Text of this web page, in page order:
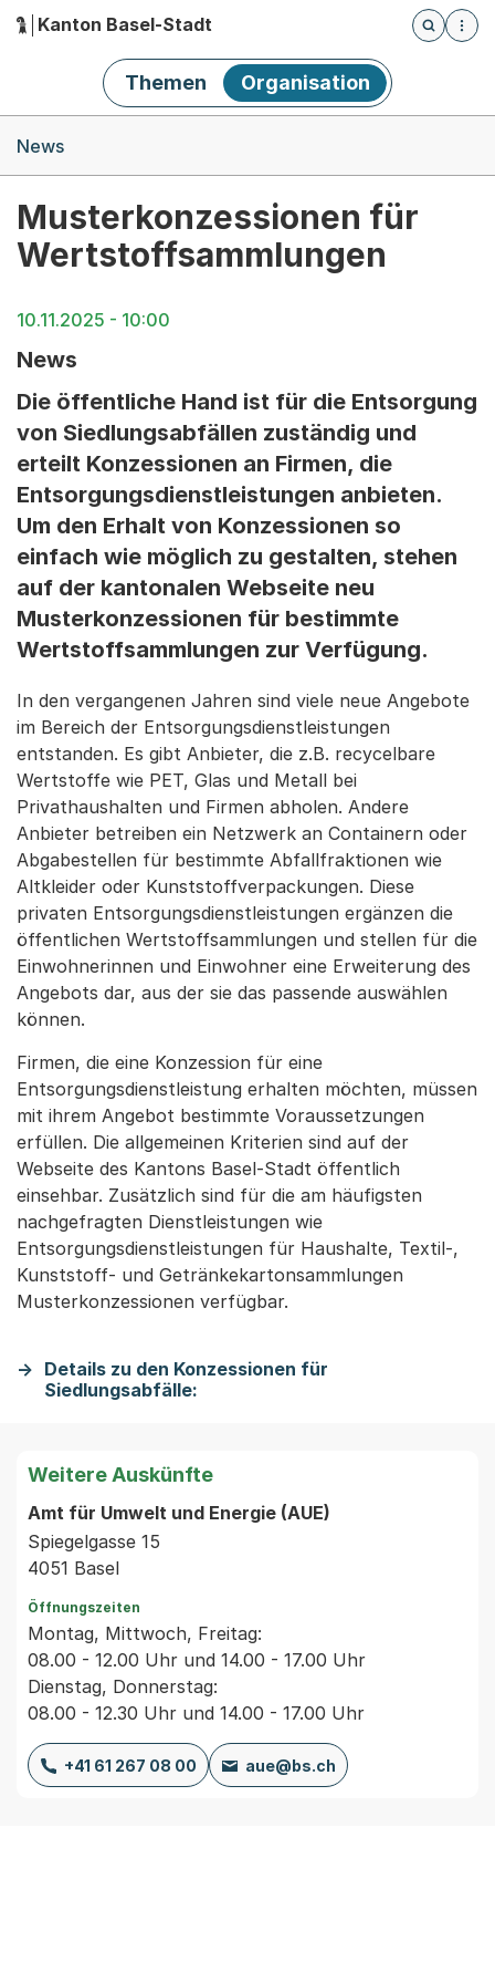
Hauptnavigation
Kanton Basel-Stadt
Öffnet
Themen Organisation
News
Musterkonzessionen für
Wertstoffsammlungen
10.11.2025 - 10:00
News
Die öffentliche Hand ist für die Entsorgung
von Siedlungsabfällen zuständig und
erteilt Konzessionen an Firmen, die
Entsorgungsdienstleistungen anbieten.
Um den Erhalt von Konzessionen so
einfach wie möglich zu gestalten, stehen
auf der kantonalen Webseite neu
Musterkonzessionen für bestimmte
Wertstoffsammlungen zur Verfügung.
In den vergangenen Jahren sind viele neue Angebote
im Bereich der Entsorgungsdienstleistungen
entstanden. Es gibt Anbieter, die z.B. recycelbare
Wertstoffe wie PET, Glas und Metall bei
Privathaushalten und Firmen abholen. Andere
Anbieter betreiben ein Netzwerk an Containern oder
Abgabestellen für bestimmte Abfallfraktionen wie
Altkleider oder Kunststoffverpackungen. Diese
privaten Entsorgungsdienstleistungen ergänzen die
öffentlichen Wertstoffsammlungen und stellen für die
Einwohnerinnen und Einwohner eine Erweiterung des
Angebots dar, aus der sie das passende auswählen
können.
Firmen, die eine Konzession für eine
Entsorgungsdienstleistung erhalten möchten, müssen
mit ihrem Angebot bestimmte Voraussetzungen
erfüllen. Die allgemeinen Kriterien sind auf der
Webseite des Kantons Basel-Stadt öffentlich
einsehbar. Zusätzlich sind für die am häufigsten
nachgefragten Dienstleistungen wie
Entsorgungsdienstleistungen für Haushalte, Textil-,
Kunststoff- und Getränkekartonsammlungen
Musterkonzessionen verfügbar.
Details zu den Konzessionen für
Siedlungsabfälle:
Weitere Auskünfte
Amt für Umwelt und Energie (AUE)
Spiegelgasse 15
4051 Basel
Öffnungszeiten
Montag, Mittwoch, Freitag:
08.00 - 12.00 Uhr und 14.00 - 17.00 Uhr
Dienstag, Donnerstag:
08.00 - 12.30 Uhr und 14.00 - 17.00 Uhr
+41 61 267 08 00 aue@bs.ch